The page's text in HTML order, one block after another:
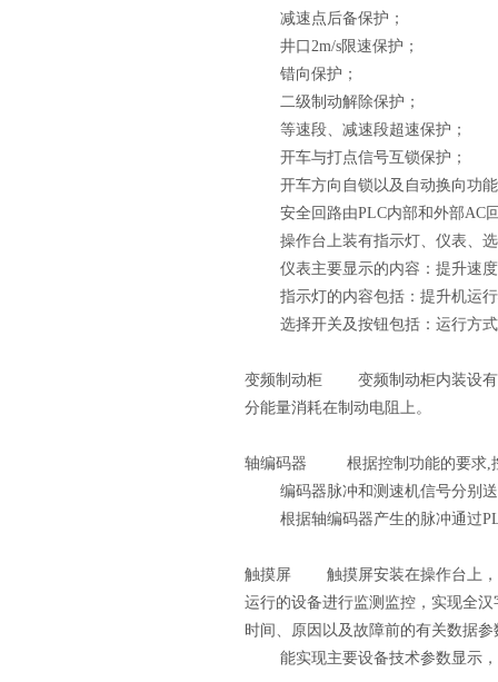
减速点后备保护；
井口2m/s限速保护；
错向保护；
二级制动解除保护；
等速段、减速段超速保护；
开车与打点信号互锁保护；
开车方向自锁以及自动换向功
安全回路由PLC内部和外部AC
操作台上装有指示灯、仪表、选
仪表主要显示的内容：提升速度
指示灯的内容包括：提升机运行
选择开关及按钮包括：运行方式
变频制动柜 变频制动柜内装设有与
分能量消耗在制动电阻上。
轴编码器 根据控制功能的要求,控
编码器脉冲和测速机信号分别送
根据轴编码器产生的脉冲通过
触摸屏 触摸屏安装在操作台上，与
运行的设备进行监测监控，实现全
时间、原因以及故障前的有关数据
能实现主要设备技术参数显示，